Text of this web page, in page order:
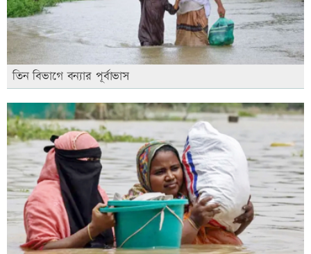
তিন বিভাগে বন্যার পূর্বাভাস